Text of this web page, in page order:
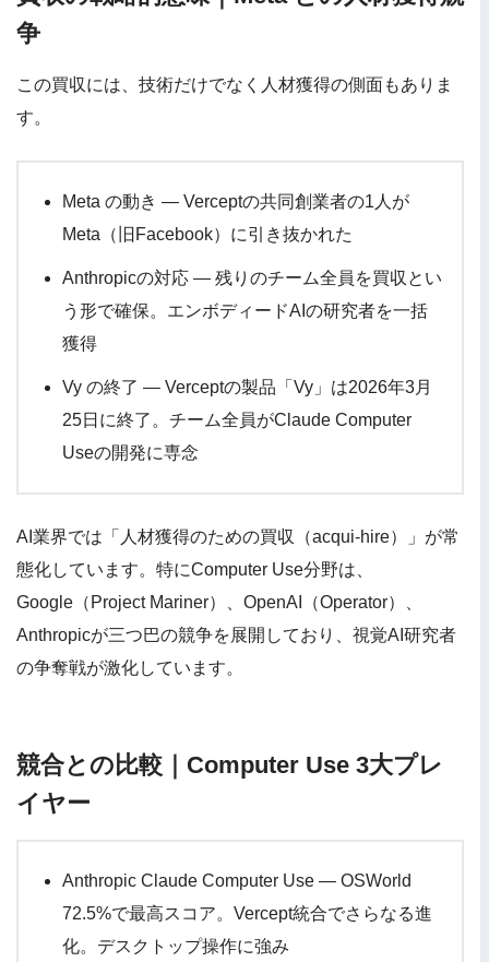
争
この買収には、技術だけでなく人材獲得の側面もありま
す。
Meta の動き — Verceptの共同創業者の1人が
Meta（旧Facebook）に引き抜かれた
Anthropicの対応 — 残りのチーム全員を買収とい
う形で確保。エンボディードAIの研究者を一括
獲得
Vy の終了 — Verceptの製品「Vy」は2026年3月
25日に終了。チーム全員がClaude Computer
Useの開発に専念
AI業界では「人材獲得のための買収（acqui-hire）」が常
態化しています。特にComputer Use分野は、
Google（Project Mariner）、OpenAI（Operator）、
Anthropicが三つ巴の競争を展開しており、視覚AI研究者
の争奪戦が激化しています。
競合との比較｜Computer Use 3大プレ
イヤー
Anthropic Claude Computer Use — OSWorld
72.5%で最高スコア。Vercept統合でさらなる進
化。デスクトップ操作に強み